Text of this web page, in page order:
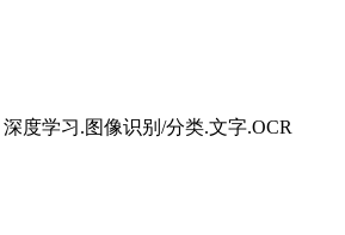
度学习.图像识别/分类.文字.OCR